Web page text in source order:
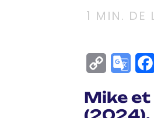
1 MIN. DE
Copy
Mike et